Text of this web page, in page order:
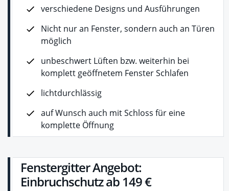
verschiedene Designs und Ausführungen
Nicht nur an Fenster, sondern auch an Türen
möglich
unbeschwert Lüften bzw. weiterhin bei
komplett geöffnetem Fenster Schlafen
lichtdurchlässig
auf Wunsch auch mit Schloss für eine
komplette Öffnung
Fenstergitter Angebot:
Einbruchschutz ab 149 €